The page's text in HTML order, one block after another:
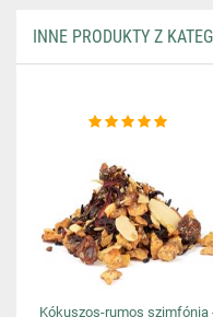
INNE PRODUKTY Z
Kókuszos-rumos szimfónia